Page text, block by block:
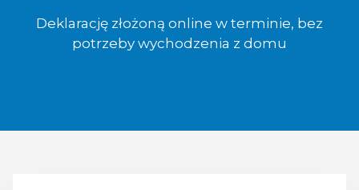
Deklarację złożoną online w terminie, bez
potrzeby wychodzenia z domu